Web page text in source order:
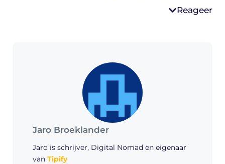
Reageer
Jaro Broeklander
Jaro is schrijver, Digital Nomad en eigenaar
van Tipify